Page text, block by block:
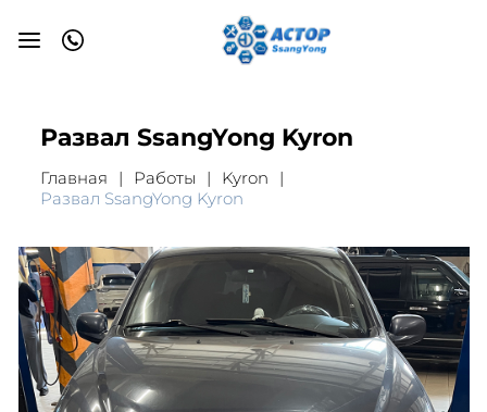
Развал SsangYong Kyron
Главная Работы
Kyron
Развал SsangYong Kyron